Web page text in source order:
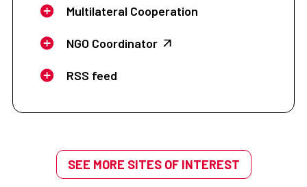
Multilateral Cooperation
NGO Coordinator
RSS feed
SEE MORE SITES OF INTEREST